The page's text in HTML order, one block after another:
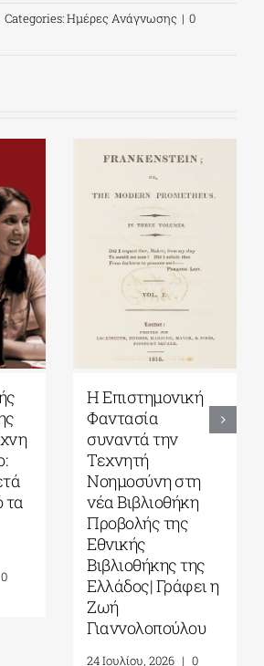
Categories:Ημέρες Ανάγνωσης | 0
την
στη
της
της
Γράφει η
Εκδόσεις
γυναίκες
δίδαξαν την
αντίσταση
αυταρχισμό
στον
5 Αυγούστου,
Comments